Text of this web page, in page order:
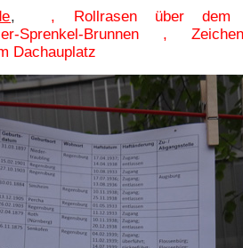
,
, Rollrasen über dem
Sprenkel-Brunnen ,
Dachauplatz